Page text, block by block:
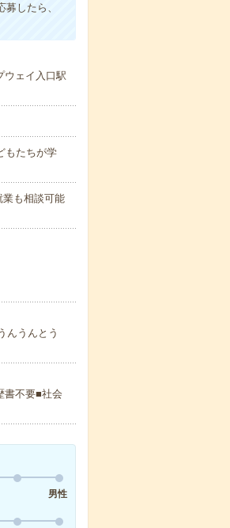
したら、
ウェイ入口駅
もたちが学
業も相談可能
んうんとう
書不要■社会
男性